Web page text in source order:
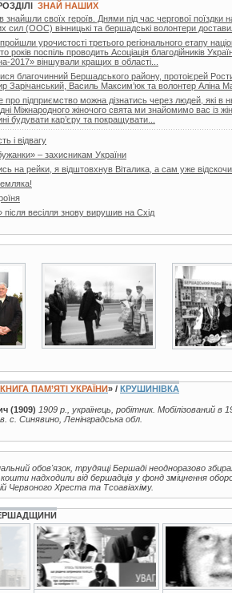
ЗНАЙ НАШИХ
знайшли своїх героїв. Днями під час чергової поїздки
сил (ООС) вінницькі та бершадські волонтери
урочистості третього регіонального етапу
років поспіль проводить Асоціація благодійників
2017» віншували кращих в області...
благочинний Бершадського району, протоієрей
Зарічанський, Василь Максим’юк та волонтер Аліна
про підприємство можна дізнатись через людей, які
Міжнародного жіночого свята ми знайомимо вас із
будувати кар’єру та покращувати...
і відвагу
– захисникам України
на рейки, я відштовхнув Віталика, а сам уже
весілля знову вирушив на Схід
2 фото
КНИГА ПАМ’ЯТІ УКРАЇНИ» / КРУШИНІВКА
(1909) 1909 р., українець, робітник. Мобілізований
с. Синявино, Ленінградська обл.
обов'язок, трудящі Бершаді неодноразово
кошти надходили від бершадців у фонд зміцнення
Червоного Хреста та Тсоавіахіму.